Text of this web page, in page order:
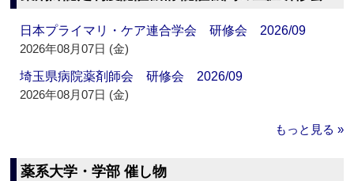
日本プライマリ・ケア連合学会 研修会 2026/09
2026年08月07日 (金)
埼玉県病院薬剤師会 研修会 2026/09
2026年08月07日 (金)
もっと見る »
薬系大学・学部 催し物